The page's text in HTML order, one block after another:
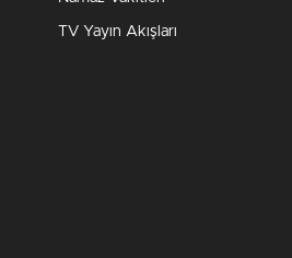
TV Yayın Akışları